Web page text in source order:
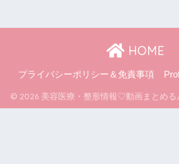
HOME
プライバシーポリシー＆免責事項
© 2026 美容医療・整形情報♡動画まとめる